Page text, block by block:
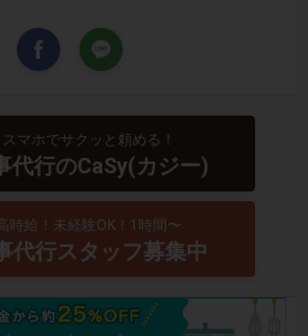
スマホでサクッと頼める！
代行のCaSy(カジー)
時給！未経験OK！1時間〜
代行スタッフ募集中